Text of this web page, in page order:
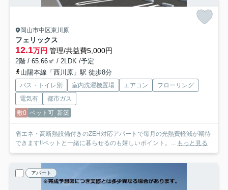
岡山市中区東川原
フェリックス
12.1万円 管理/共益費5,000円
2階 / 65.66㎡ / 2LDK /予定
山陽本線「西川原」駅 徒歩8分
バス・トイレ別 室内洗濯機置場 エアコン
フローリング
電気有
都市ガス
敷0 ペット可 新築
省エネ・高断熱設備付きのZEH対応アパートで毎月の光熱費軽減が期待
できます!!ペットと一緒に暮らせるのも嬉しいポイント。... もっと見る
アパート